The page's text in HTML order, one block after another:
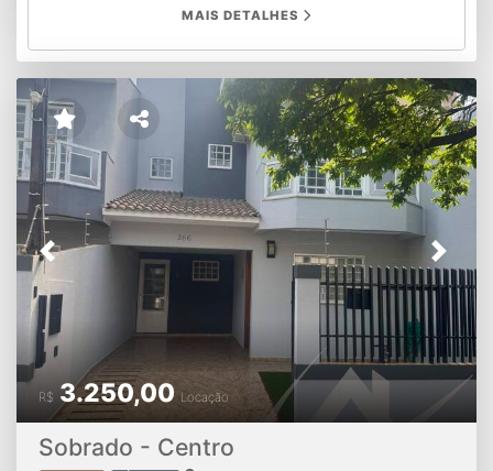
MAIS DETALHES
Sobrado - Centro
Previous Next
R$3.250,00Locação